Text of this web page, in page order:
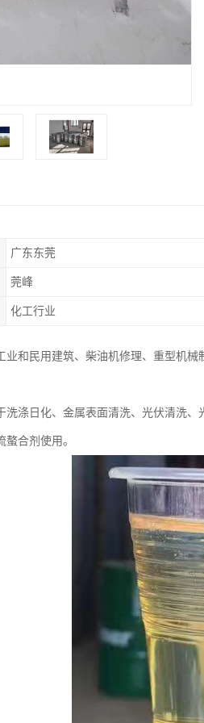
广东东莞
莞峰
化工行业
业和民用建筑、柴油机修理、重型机
洗涤日化、金属表面清洗、光伏清洗
螯合剂使用。